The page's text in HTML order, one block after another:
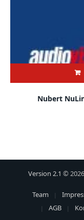
Nubert
Version 2.1 ©
Team
AGB